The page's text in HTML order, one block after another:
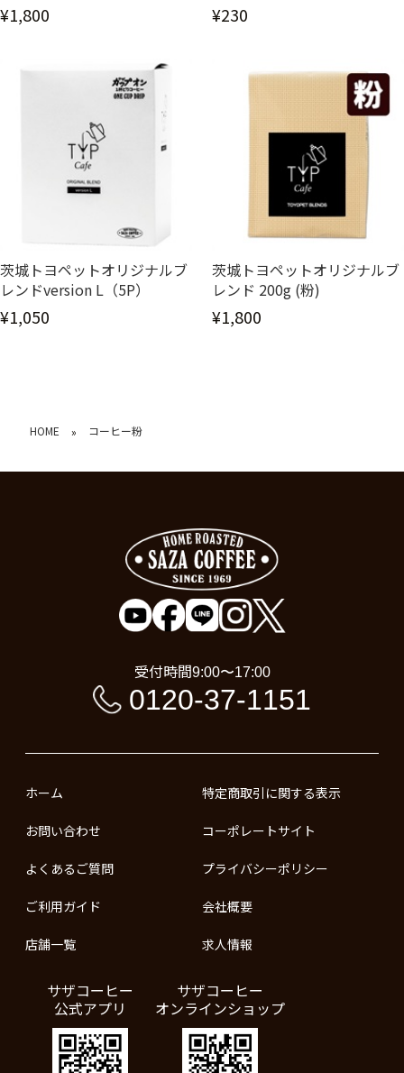
¥1,800 ¥230
茨城トヨペットオリジナルブ
レンドversion L（5P）
¥1,050
茨城トヨペットオリジナルブ
レンド 200g (粉)
¥1,800
HOME » コーヒー粉
受付時間9:00〜17:00
0120-37-1151
ホーム
お問い合わせ
よくあるご質問
ご利用ガイド
店舗一覧
特定商取引に関する表示
コーポレートサイト
プライバシーポリシー
会社概要
求人情報
サザコーヒー
公式アプリ
サザコーヒー
オンラインショップ